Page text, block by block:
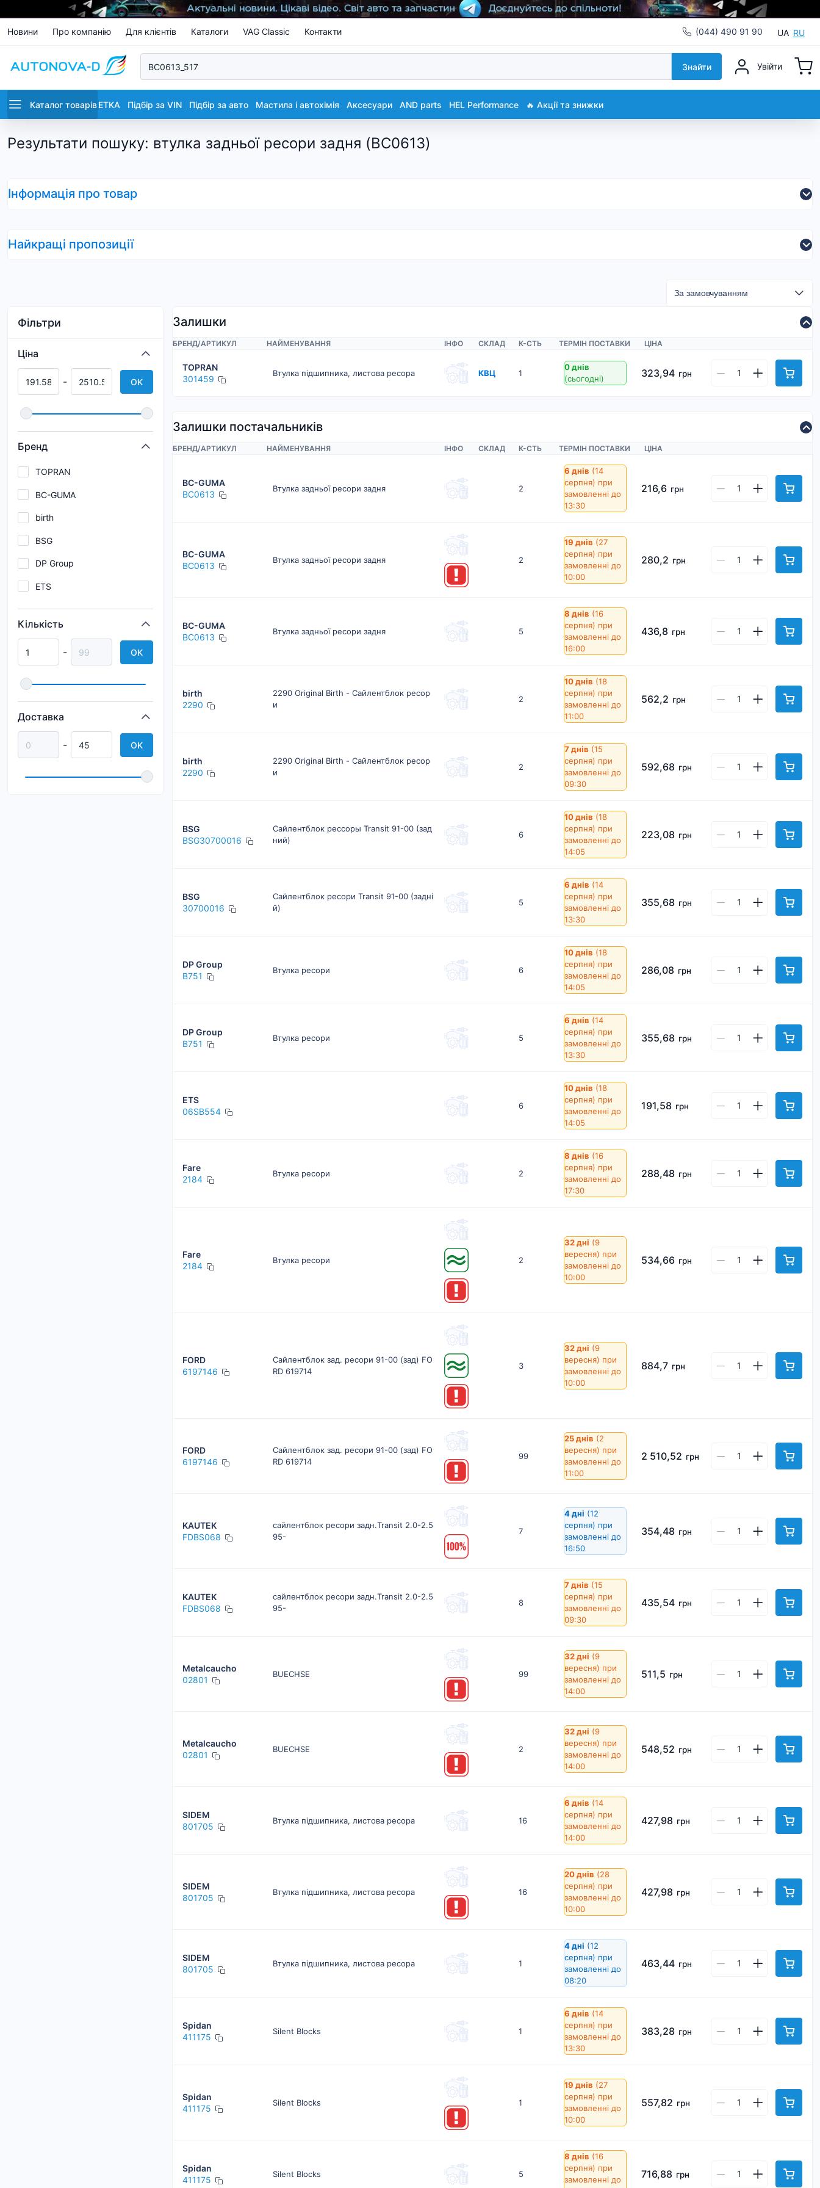
Новини Про компанію Для клієнтів Каталоги VAG Classic Контакти (044) 490 91 90 UA RU
Знайти Увійти
Каталог товарівETKA Підбір за VIN Підбір за авто Мастила і автохімія Аксесуари AND parts HEL Performance 🔥 Акції та знижки
Результати пошуку: втулка задньої ресори задня (BC0613)
Інформація про товар
Найкращі пропозиції
Фільтри
Ціна
- OK
Бренд
TOPRAN
BC-GUMA
birth
BSG
DP Group
ETS
Fare
KAUTEK
SIDEM
Spidan
Кількість
- OK
Доставка
- OK
Залишки
БРЕНД/АРТИКУЛ НАЙМЕНУВАННЯ ІНФО СКЛАД К-CТЬ ТЕРМІН ПОСТАВКИ ЦІНА
TOPRAN
301459
Втулка підшипника, листова ресора КВЦ 1
0 днів
(сьогодні)
323,94 грн
Залишки постачальників
БРЕНД/АРТИКУЛ НАЙМЕНУВАННЯ ІНФО СКЛАД К-CТЬ ТЕРМІН ПОСТАВКИ ЦІНА
BC-GUMA
BC0613
Втулка задньої ресори задня 2
6 днів (14
серпня) при
замовленні до
13:30
216,6 грн
BC-GUMA
BC0613
Втулка задньої ресори задня 2
19 днів (27
серпня) при
замовленні до
10:00
280,2 грн
BC-GUMA
BC0613
Втулка задньої ресори задня 5
8 днів (16
серпня) при
замовленні до
16:00
436,8 грн
birth
2290
2290 Original Birth - Сайлентблок ресор
и
2
10 днів (18
серпня) при
замовленні до
11:00
562,2 грн
birth
2290
2290 Original Birth - Сайлентблок ресор
и
2
7 днів (15
серпня) при
замовленні до
09:30
592,68 грн
BSG
BSG30700016
Сайлентблок рессоры Transit 91-00 (зад
ний)
6
10 днів (18
серпня) при
замовленні до
14:05
223,08 грн
BSG
30700016
Сайлентблок ресори Transit 91-00 (задні
й)
5
6 днів (14
серпня) при
замовленні до
13:30
355,68 грн
DP Group
B751
Втулка ресори 6
10 днів (18
серпня) при
замовленні до
14:05
286,08 грн
DP Group
B751
Втулка ресори 5
6 днів (14
серпня) при
замовленні до
13:30
355,68 грн
ETS
06SB554
6
10 днів (18
серпня) при
замовленні до
14:05
191,58 грн
Fare
2184
Втулка ресори 2
8 днів (16
серпня) при
замовленні до
17:30
288,48 грн
Fare
2184
Втулка ресори 2
32 дні (9
вересня) при
замовленні до
10:00
534,66 грн
FORD
6197146
Сайлентблок зад. ресори 91-00 (зад) FO
RD 619714
3
32 дні (9
вересня) при
замовленні до
10:00
884,7 грн
FORD
6197146
Сайлентблок зад. ресори 91-00 (зад) FO
RD 619714
99
25 днів (2
вересня) при
замовленні до
11:00
2 510,52 грн
KAUTEK
FDBS068
сайлентблок ресори задн.Transit 2.0-2.5
95-
7
4 дні (12
серпня) при
замовленні до
16:50
354,48 грн
KAUTEK
FDBS068
сайлентблок ресори задн.Transit 2.0-2.5
95-
8
7 днів (15
серпня) при
замовленні до
09:30
435,54 грн
Metalcaucho
02801
BUECHSE 99
32 дні (9
вересня) при
замовленні до
14:00
511,5 грн
Metalcaucho
02801
BUECHSE 2
32 дні (9
вересня) при
замовленні до
14:00
548,52 грн
SIDEM
801705
Втулка підшипника, листова ресора 16
6 днів (14
серпня) при
замовленні до
14:00
427,98 грн
SIDEM
801705
Втулка підшипника, листова ресора 16
20 днів (28
серпня) при
замовленні до
10:00
427,98 грн
SIDEM
801705
Втулка підшипника, листова ресора 1
4 дні (12
серпня) при
замовленні до
08:20
463,44 грн
Spidan
411175
Silent Blocks 1
6 днів (14
серпня) при
замовленні до
13:30
383,28 грн
Spidan
411175
Silent Blocks 1
19 днів (27
серпня) при
замовленні до
10:00
557,82 грн
Spidan
411175
Silent Blocks 5
8 днів (16
серпня) при
замовленні до
716,88 грн